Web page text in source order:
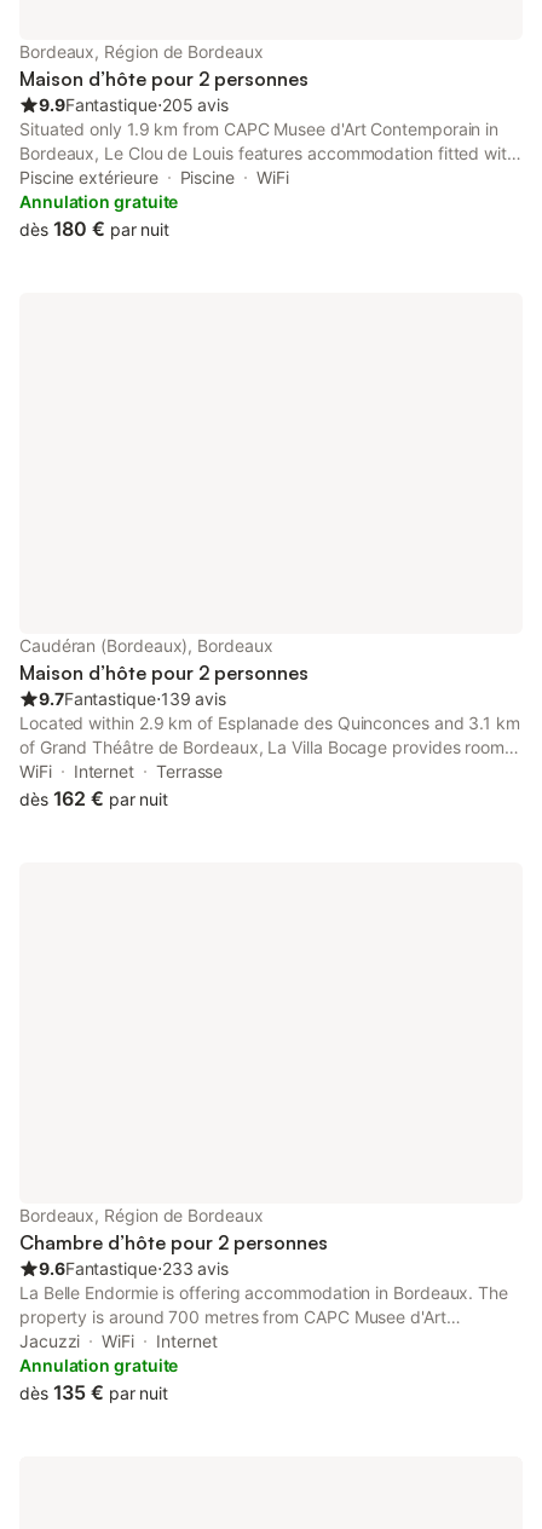
Bordeaux, Région de Bordeaux
Maison d’hôte pour 2 personnes
9.9Fantastique⋅205 avis
Situated only 1.9 km from CAPC Musee d'Art Contemporain in
Bordeaux, Le Clou de Louis features accommodation fitted with
a balcony, garden and seasonal outdoor pool.
Piscine extérieure Piscine
WiFi
Annulation gratuite
dès 180 € par nuit
Caudéran (Bordeaux), Bordeaux
Maison d’hôte pour 2 personnes
9.7Fantastique⋅139 avis
Located within 2.9 km of Esplanade des Quinconces and 3.1 km
of Grand Théâtre de Bordeaux, La Villa Bocage provides rooms
with air conditioning and a private bathroom in Bordeaux. The
property features lake and garden views, and is 3.
WiFi Internet
Terrasse
dès 162 € par nuit
Bordeaux, Région de Bordeaux
Chambre d’hôte pour 2 personnes
9.6Fantastique⋅233 avis
La Belle Endormie is offering accommodation in Bordeaux. The
property is around 700 metres from CAPC Musee d'Art
Contemporain and 800 metres from Esplanade des Quinconces.
Grand Théâtre de Bordeaux is 1.
Jacuzzi WiFi
Internet
Annulation gratuite
dès 135 € par nuit